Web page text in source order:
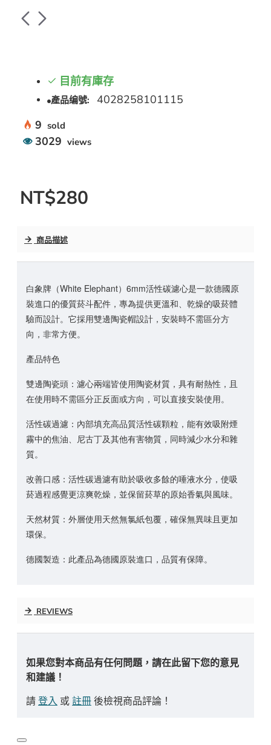
目前有庫存
產品编號:
4028258101115
9 sold
3029 views
NT$280
商品描述
白象牌（White Elephant）6mm活性碳濾心是一款德國原
裝進口的優質菸斗配件，專為提供更溫和、乾燥的吸菸體
驗而設計。它採用雙邊陶瓷帽設計，安裝時不需區分方
向，非常方便。
產品特色
雙邊陶瓷頭：濾心兩端皆使用陶瓷材質，具有耐熱性，且
在使用時不需區分正反面或方向，可以直接安裝使用。
活性碳過濾：內部填充高品質活性碳顆粒，能有效吸附煙
霧中的焦油、尼古丁及其他有害物質，同時減少水分和雜
質。
改善口感：活性碳過濾有助於吸收多餘的唾液水分，使吸
菸過程感覺更涼爽乾燥，並保留菸草的原始香氣與風味。
天然材質：外層使用天然無氯紙包覆，確保無異味且更加
環保。
德國製造：此產品為德國原裝進口，品質有保障。
REVIEWS
如果您對本商品有任何問題，請在此留下您的意見
和建議！
請登入 或註冊後檢視商品評論！